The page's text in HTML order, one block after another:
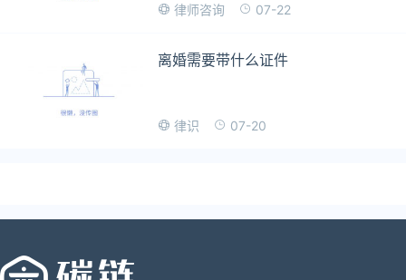
律师咨询 07-22
离婚需要带什么证件
律识 07-20